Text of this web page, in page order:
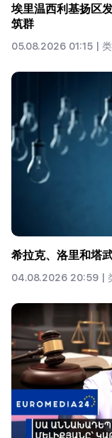
埃里温西利基扬区
筑群
05.08.2026 01:15 |
希拉克、洛里和塔
04.08.2026 20:59 |